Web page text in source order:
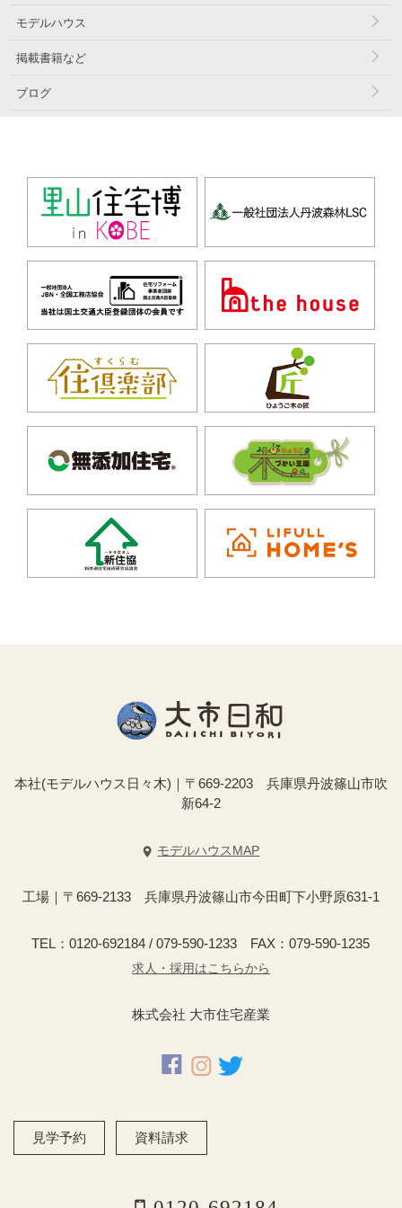
モデルハウス
掲載書籍など
ブログ
本社(モデルハウス日々木)｜〒669-2203 兵庫県丹波篠山市吹
新64-2
モデルハウスMAP
工場｜〒669-2133 兵庫県丹波篠山市今田町下小野原631-1
TEL：0120-692184 / 079-590-1233 FAX：079-590-1235
求人・採用はこちらから
株式会社 大市住宅産業
見学予約 資料請求